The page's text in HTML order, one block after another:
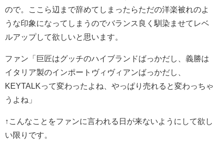
ので。ここら辺まで辞めてしまったらただの洋楽被れのよ
うな印象になってしまうのでバランス良く馴染ませてレベ
ルアップして欲しいと思います。
ファン「巨匠はグッチのハイブランドばっかだし、義勝は
イタリア製のインポートヴィヴィアンばっかだし、
KEYTALKって変わったよね、やっぱり売れると変わっちゃ
うよね」
↑こんなことをファンに言われる日が来ないようにして欲し
い限りです。